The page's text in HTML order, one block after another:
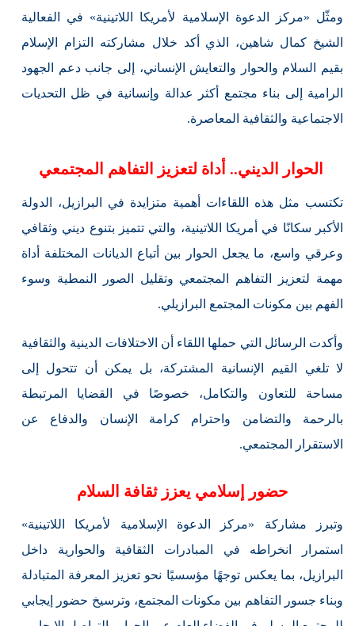
ومثّل «مركز الدعوة الإسلامية لأمريكا اللاتينية» في الفعالية
الشيخ كمال شاهين، الذي أكد خلال مشاركته التزام الإسلام
بقيم السلام والحوار والتعايش الإنساني، إلى جانب دعم الجهود
الرامية إلى بناء مجتمع أكثر عدالة وإنسانية في ظل التحديات
الاجتماعية والثقافية المعاصرة.
الحوار الديني.. أداة لتعزيز التفاهم المجتمعي
تكتسب مثل هذه اللقاءات أهمية متزايدة في البرازيل، الدولة
الأكبر سكانًا في أمريكا اللاتينية، والتي تتميز بتنوع ديني وثقافي
وعرقي واسع، ما يجعل الحوار بين أتباع الديانات المختلفة أداة
مهمة لتعزيز التفاهم المجتمعي وتقليل الصور النمطية وسوء
الفهم بين مكونات المجتمع البرازيلي.
وأكدت الرسائل التي حملها اللقاء أن الاختلافات الدينية والثقافية
لا تلغي القيم الإنسانية المشتركة، بل يمكن أن تتحول إلى
مساحة للتعاون والتكامل، خصوصًا في القضايا المرتبطة
بالرحمة والتضامن واحترام كرامة الإنسان والدفاع عن
الاستقرار المجتمعي.
حضور إسلامي يعزز ثقافة السلام
وتبرز مشاركة «مركز الدعوة الإسلامية لأمريكا اللاتينية»
استمرار انخراطه في المبادرات الثقافية والحوارية داخل
البرازيل، بما يعكس توجهًا مؤسسيًا نحو تعزيز المعرفة المتبادلة
وبناء جسور التفاهم بين مكونات المجتمع، وترسيخ حضور إيجابي